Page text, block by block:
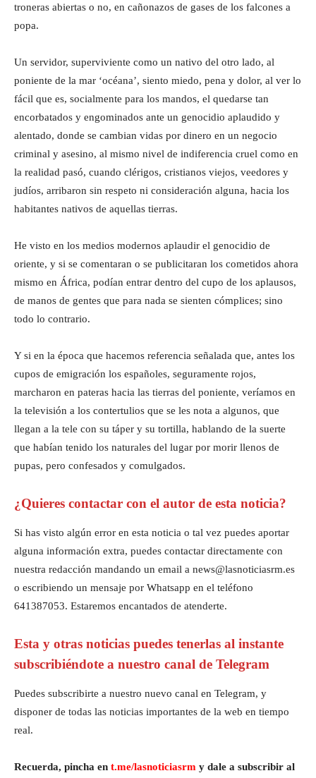
troneras abiertas o no, en cañonazos de gases de los falcones a
popa.
Un servidor, superviviente como un nativo del otro lado, al
poniente de la mar ‘océana’, siento miedo, pena y dolor, al ver lo
fácil que es, socialmente para los mandos, el quedarse tan
encorbatados y engominados ante un genocidio aplaudido y
alentado, donde se cambian vidas por dinero en un negocio
criminal y asesino, al mismo nivel de indiferencia cruel como en
la realidad pasó, cuando clérigos, cristianos viejos, veedores y
judíos, arribaron sin respeto ni consideración alguna, hacia los
habitantes nativos de aquellas tierras.
He visto en los medios modernos aplaudir el genocidio de
oriente, y si se comentaran o se publicitaran los cometidos ahora
mismo en África, podían entrar dentro del cupo de los aplausos,
de manos de gentes que para nada se sienten cómplices; sino
todo lo contrario.
Y si en la época que hacemos referencia señalada que, antes los
cupos de emigración los españoles, seguramente rojos,
marcharon en pateras hacia las tierras del poniente, veríamos en
la televisión a los contertulios que se les nota a algunos, que
llegan a la tele con su táper y su tortilla, hablando de la suerte
que habían tenido los naturales del lugar por morir llenos de
pupas, pero confesados y comulgados.
¿Quieres contactar con el autor de esta noticia?
Si has visto algún error en esta noticia o tal vez puedes aportar
alguna información extra, puedes contactar directamente con
nuestra redacción mandando un email a news@lasnoticiasrm.es
o escribiendo un mensaje por Whatsapp en el teléfono
641387053. Estaremos encantados de atenderte.
Esta y otras noticias puedes tenerlas al instante
subscribiéndote a nuestro canal de Telegram
Puedes subscribirte a nuestro nuevo canal en Telegram, y
disponer de todas las noticias importantes de la web en tiempo
real.
Recuerda, pincha en t.me/lasnoticiasrm y dale a subscribir al